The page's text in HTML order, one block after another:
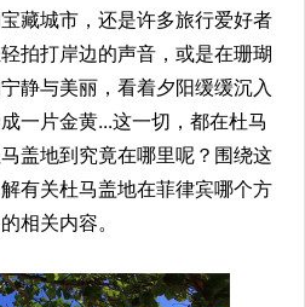
藏城市，还是许多旅行爱好者
拍打岸边的声音，或是在珊瑚
静与美丽，看着夕阳缓缓沉入
一片金黄...这一切，都在杜马
盖地到究竟在哪里呢？围绕这
有关杜马盖地在菲律宾哪个方
相关内容。